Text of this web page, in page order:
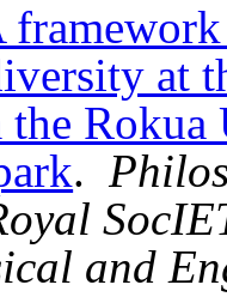
at
the Rokua
.
and